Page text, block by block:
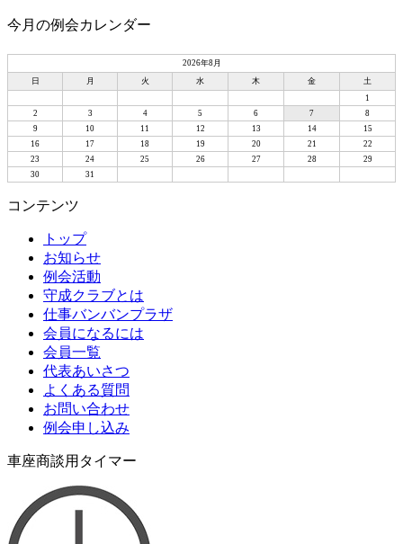
今月の例会カレンダー
2026年8月
日
月 火 水 木 金
土
1
2
3 4 5 6 7
8
9
10 11 12 13 14
15
16
17 18 19 20 21
22
23
24 25 26 27 28
29
30
31
コンテンツ
トップ
お知らせ
例会活動
守成クラブとは
仕事バンバンプラザ
会員になるには
会員一覧
代表あいさつ
よくある質問
お問い合わせ
例会申し込み
車座商談用タイマー